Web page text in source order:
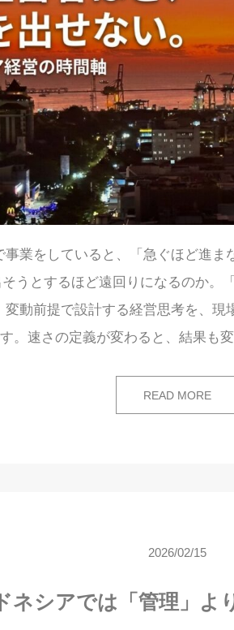
事業をしていると、「急ぐほど進ま
うとするほど遠回りになるのか。
変動前提で設計する経営思考を、現
。速さの定義が変わると、結果も
READ MORE
2026/02/15
ネシアでは「管理」よ